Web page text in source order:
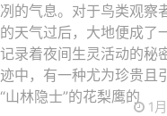
的气息。对于鸟类观察
天气过后，大地便成了
录着夜间生灵活动的秘
中，有一种尤为珍贵
山林隐士”的花梨鹰的
1